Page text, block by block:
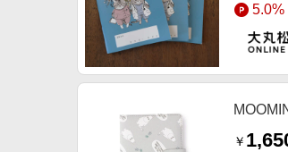
5.0%
￥